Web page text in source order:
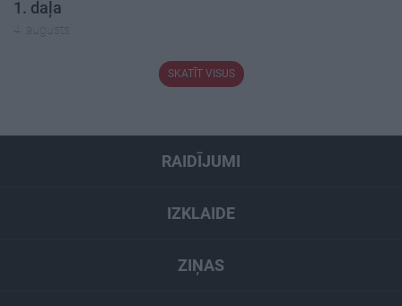
1. daļa
4. augusts
SKATĪT VISUS
RAIDĪJUMI
IZKLAIDE
ZIŅAS